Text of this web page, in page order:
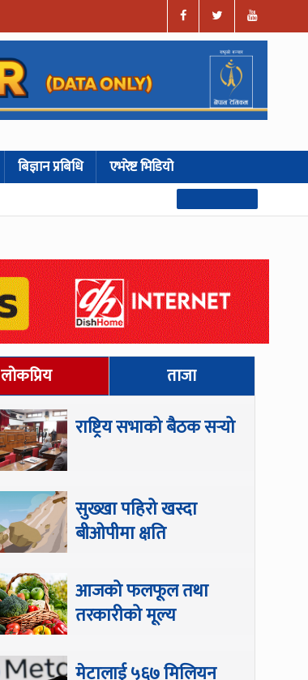
बिज्ञान प्रबिधि एभरेष्ट भिडियो
लोकप्रिय ताजा
राष्ट्रिय सभाको बैठक सर्‍यो
सुख्खा पहिरो खस्दा
बीओपीमा क्षति
आजको फलफूल तथा
तरकारीको मूल्य
मेटालाई ५६७ मिलियन